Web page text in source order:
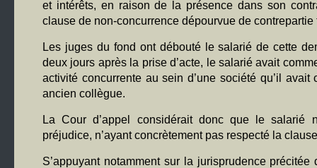
et intérêts, en raison de la présence dans son
clause de non-concurrence dépourvue de contrepartie
Les juges du fond ont débouté le salarié de cette
deux jours après la prise d’acte, le salarié avait
activité concurrente au sein d’une société qu’il avait
ancien collègue.
La Cour d’appel considérait donc que le salarié
préjudice, n’ayant concrètement pas respecté la
S’appuyant notamment sur la jurisprudence